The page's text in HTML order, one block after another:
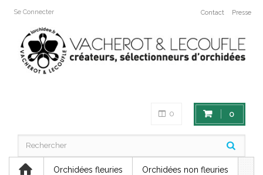
Contact Presse
Se Connecter
0
0
Orchidées fleuries Orchidées non fleuries